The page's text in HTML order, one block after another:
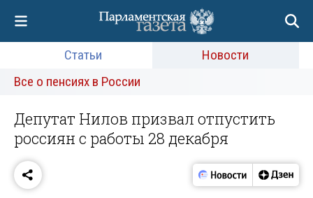
Статьи
Новости
Все о пенсиях в России
Депутат Нилов призвал отпустить
россиян с работы 28 декабря